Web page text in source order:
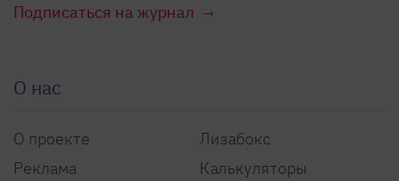
Подписаться на журнал
О нас
О проекте
Реклама
Лизабокс
Калькуляторы